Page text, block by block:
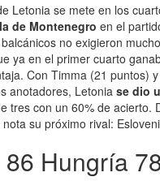
Letonia se mete en los
de Montenegro en el
no exigieron
ya en el primer cuarto
Con Timma (21 puntos)
anotadores, Letonia se dio
tres con un 60% de acierto.
su próximo rival:
Hungría